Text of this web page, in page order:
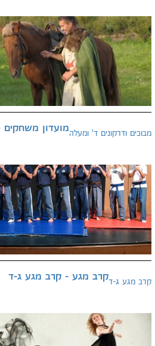
מועדון משחקיםמבוכים ודרקונים ד' ומעלה
קרב מגע - קרב מגע ג-דקרב מגע ג-ד